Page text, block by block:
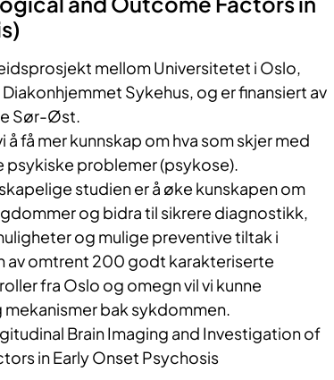
mellom Universitetet i Oslo,
Sykehus, og er finansiert av
Sør-Øst.
få mer kunnskap om hva som skjer med
psykiske problemer (psykose).
studien er å øke kunskapen om
og bidra til sikrere diagnostikk,
og mulige preventive tiltak i
av omtrent 200 godt karakteriserte
fra Oslo og omegn vil vi kunne
bak sykdommen.
Brain Imaging and Investigation of
in Early Onset Psychosis